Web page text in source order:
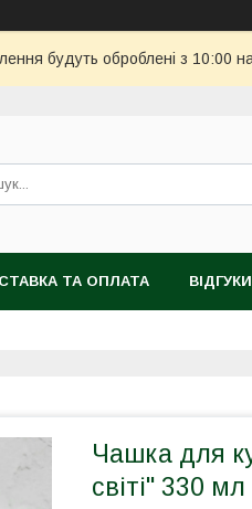
будуть оброблені з 10:00
ТА ОПЛАТА ВІДГУКИ
Чашка для
світі" 330 мл